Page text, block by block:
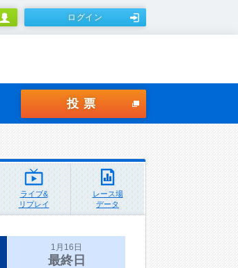
ログイン
投票
ライブ&
リプレイ
レース場
データ
1月16日
最終日